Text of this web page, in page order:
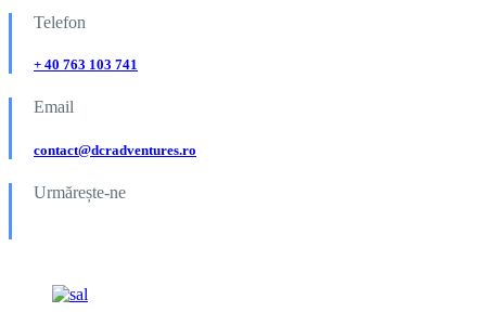
Telefon
+ 40 763 103 741
Email
contact@dcradventures.ro
Urmărește-ne